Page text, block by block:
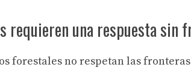
requieren una respuesta sin
forestales no respetan las